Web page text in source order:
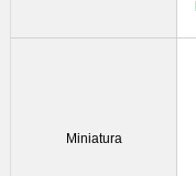
Miniatura